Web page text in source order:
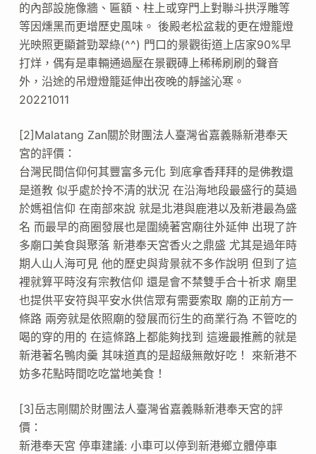
的內部設施像牆、匾額、柱上或穿門上對聯斗拱浮雕等
等因燻黑而更增歷史風味。 後殿老松盆栽的更在燈籠燈
光映照更顯蒼勁翠綠(^^) 門口的景觀街道上店家90%早
打烊，偶有是車輛通過壓在景觀磚上稀稀刷刷的聲音
外，沿途的吊燈燈籠延伸出夜晚的靜謐沁寒。
20221011
[2]Malatang Zan關於財團法人臺灣省嘉義縣新港奉天
宮的評價：
台灣民間信仰何其豐富多元化 到底拿香拜拜的是佛教還
是道教 似乎處於拎不清的狀況 在沿海地段最盛行的莫過
於媽祖信仰 在南部來說 就是北港與鹿港以及新港最為盛
名 而最早的商圈發展也是圍繞著宮廟往外延伸 出現了許
多廟口美食與聚落 新港奉天宮香火之鼎盛 尤其是過年時
期人山人海可見 他的歷史與背景就不多作說明 但到了這
裡就算平時沒有宗教信仰 還是會不禁雙手合十祈求 廟里
也提供平安符與平安水供信眾有需要索取 廟的正前方一
條路 兩旁就是依照廟的發展而衍生的商業行為 不管吃的
喝的穿的用的 在這條路上都能夠找到 這邊最推薦的就是
新港著名鴨肉羹 其味道真的是超級無敵好吃！ 來新港不
妨多花點時間吃吃當地美食！
[3]岳志剛關於財團法人臺灣省嘉義縣新港奉天宮的評
價：
新港奉天宮 停車建議: 小車可以停到新港鄉立體停車